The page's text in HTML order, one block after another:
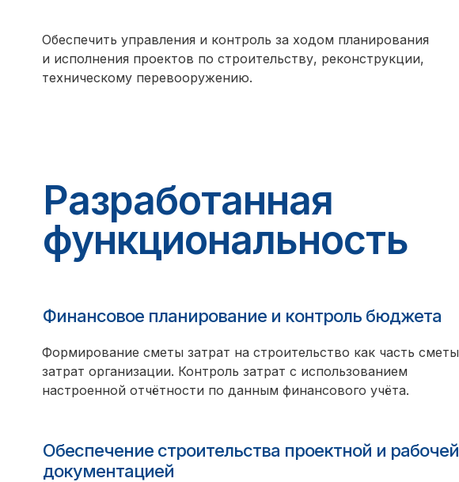
Обеспечить управления и контроль за ходом планирования
и исполнения проектов по строительству, реконструкции,
техническому перевооружению.
Разработанная
функциональность
Финансовое планирование и контроль бюджета
Формирование сметы затрат на строительство как часть сметы
затрат организации. Контроль затрат с использованием
настроенной отчётности по данным финансового учёта.
Обеспечение строительства проектной и рабочей
документацией